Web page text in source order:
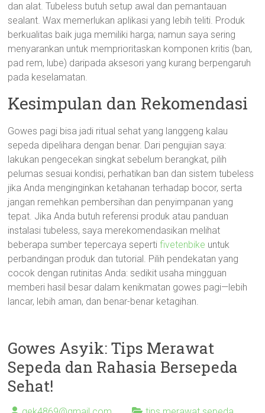
dan alat. Tubeless butuh setup awal dan pemantauan
sealant. Wax memerlukan aplikasi yang lebih teliti. Produk
berkualitas baik juga memiliki harga; namun saya sering
menyarankan untuk memprioritaskan komponen kritis (ban,
pad rem, lube) daripada aksesori yang kurang berpengaruh
pada keselamatan.
Kesimpulan dan Rekomendasi
Gowes pagi bisa jadi ritual sehat yang langgeng kalau
sepeda dipelihara dengan benar. Dari pengujian saya:
lakukan pengecekan singkat sebelum berangkat, pilih
pelumas sesuai kondisi, perhatikan ban dan sistem tubeless
jika Anda menginginkan ketahanan terhadap bocor, serta
jangan remehkan pembersihan dan penyimpanan yang
tepat. Jika Anda butuh referensi produk atau panduan
instalasi tubeless, saya merekomendasikan melihat
beberapa sumber tepercaya sepertifivetenbike untuk
perbandingan produk dan tutorial. Pilih pendekatan yang
cocok dengan rutinitas Anda: sedikit usaha mingguan
memberi hasil besar dalam kenikmatan gowes pagi—lebih
lancar, lebih aman, dan benar-benar ketagihan.
Gowes Asyik: Tips Merawat
Sepeda dan Rahasia Bersepeda
Sehat!